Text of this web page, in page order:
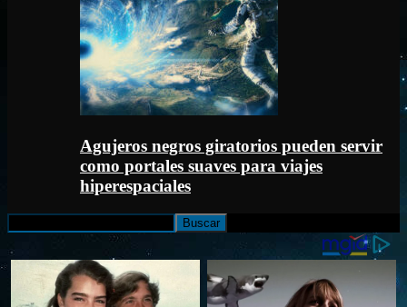
Agujeros negros giratorios pueden servir
como portales suaves para viajes
hiperespaciales